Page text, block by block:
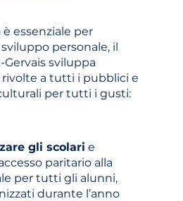
essenziale per
personale, il
sviluppa
a tutti i pubblici e
per tutti i gusti:
gli scolari e
paritario alla
per tutti gli alunni,
durante l’anno